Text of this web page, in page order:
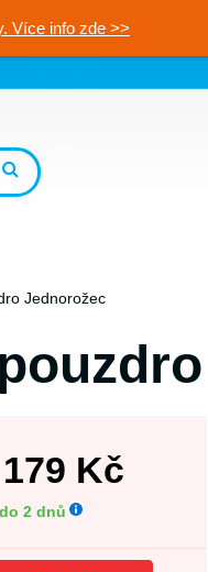
Více info zde >>
Jednorožec
179 Kč
2 dnů